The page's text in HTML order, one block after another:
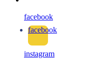
facebook
facebook
instagram